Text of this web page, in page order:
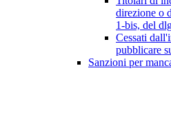
direzione o
1-bis, del
Cessati
pubblicare
Sanzioni per